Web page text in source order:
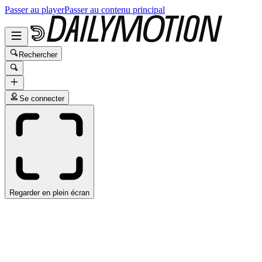
Passer au playerPasser au contenu principal
Rechercher
Se connecter
Regarder en plein écran